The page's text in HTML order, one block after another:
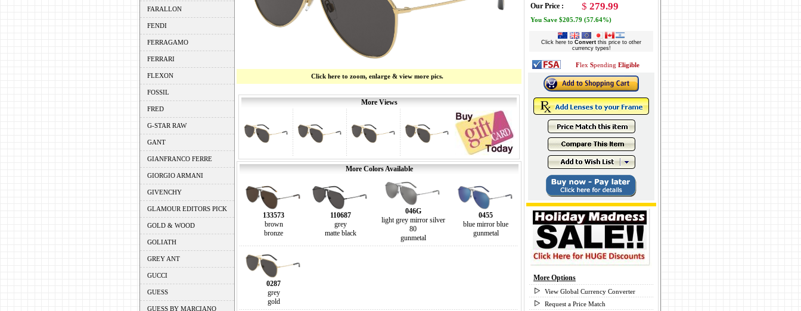
FARALLON
FENDI
FERRAGAMO
FERRARI
FLEXON
FOSSIL
FRED
G-STAR RAW
GANT
GIANFRANCO FERRE
GIORGIO ARMANI
GIVENCHY
GLAMOUR EDITORS PICK
GOLD & WOOD
GOLIATH
GREY ANT
GUCCI
GUESS
GUESS BY MARCIANO
Click here to zoom, enlarge & view more pics.
More Views
More Colors Available
133573
brown
bronze
110687
grey
matte black
046G
light grey mirror silver
80
gunmetal
0455
blue mirror blue
gunmetal
0287
grey
gold
Our Price :
$ 279.99
You Save $205.79 (57.64%)
Click here to Convert this price to other
currency types!
Flex Spending Eligible
More Options
View Global Currency Converter
Request a Price Match